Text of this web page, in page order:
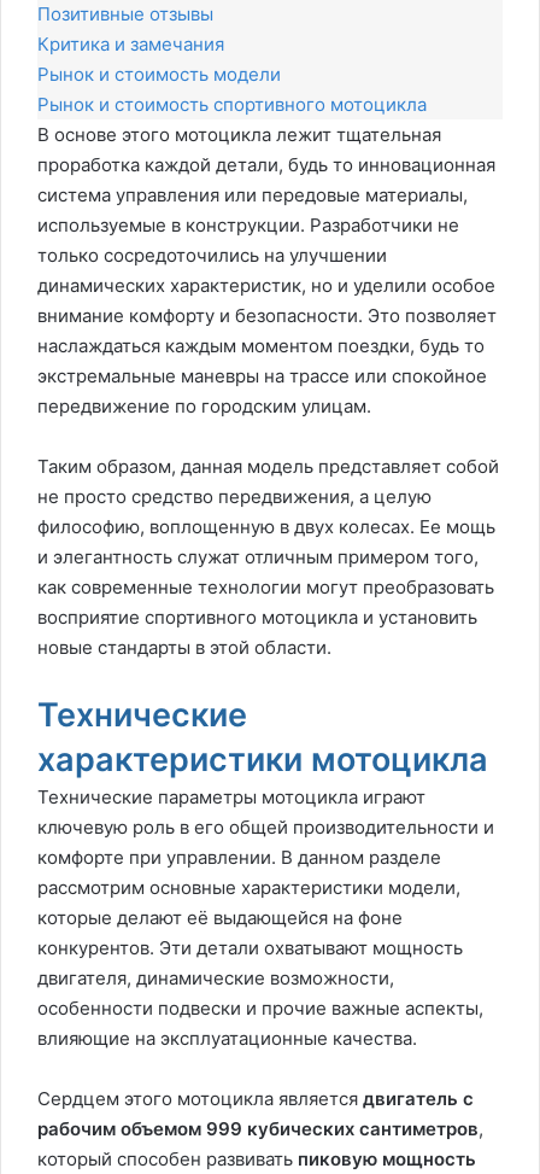
Позитивные отзывы
Критика и замечания
Рынок и стоимость модели
Рынок и стоимость спортивного мотоцикла
В основе этого мотоцикла лежит тщательная
проработка каждой детали, будь то инновационная
система управления или передовые материалы,
используемые в конструкции. Разработчики не
только сосредоточились на улучшении
динамических характеристик, но и уделили особое
внимание комфорту и безопасности. Это позволяет
наслаждаться каждым моментом поездки, будь то
экстремальные маневры на трассе или спокойное
передвижение по городским улицам.
Таким образом, данная модель представляет собой
не просто средство передвижения, а целую
философию, воплощенную в двух колесах. Ее мощь
и элегантность служат отличным примером того,
как современные технологии могут преобразовать
восприятие спортивного мотоцикла и установить
новые стандарты в этой области.
Технические
характеристики мотоцикла
Технические параметры мотоцикла играют
ключевую роль в его общей производительности и
комфорте при управлении. В данном разделе
рассмотрим основные характеристики модели,
которые делают её выдающейся на фоне
конкурентов. Эти детали охватывают мощность
двигателя, динамические возможности,
особенности подвески и прочие важные аспекты,
влияющие на эксплуатационные качества.
Сердцем этого мотоцикла является двигатель с
рабочим объемом 999 кубических сантиметров,
который способен развивать пиковую мощность